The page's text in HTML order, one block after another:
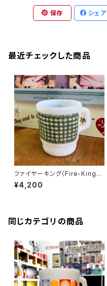
保存 シェア
最近チェックした商品
ファイヤーキング（Fire-King）
ギンガムチェック 緑色 スタッキ
ングマグ（GG-003）
¥4,200
同じカテゴリの商品